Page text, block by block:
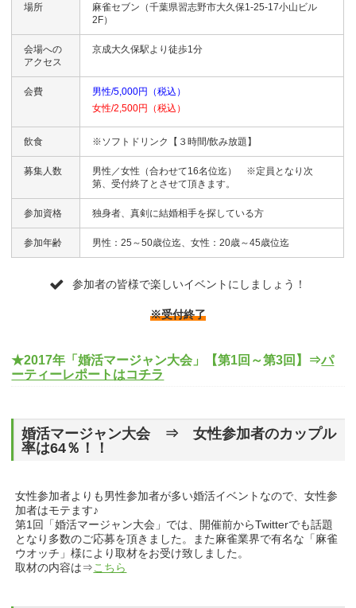
場所
麻雀セブン（千葉県習志野市大久保1-25-17小山ビル
2F）
会場への
アクセス
京成大久保駅より徒歩1分
会費
男性/5,000円（税込）
女性/2,500円（税込）
飲食 ※ソフトドリンク【３時間/飲み放題】
募集人数
男性／女性（合わせて16名位迄） ※定員となり次
第、受付終了とさせて頂きます。
参加資格 独身者、真剣に結婚相手を探している方
参加年齢 男性：25～50歳位迄、女性：20歳～45歳位迄
参加者の皆様で楽しいイベントにしましょう！
※受付終了
★2017年「婚活マージャン大会」【第1回～第3回】⇒パ
ーティーレポートはコチラ
婚活マージャン大会 ⇒ 女性参加者のカップル
率は64％！！
女性参加者よりも男性参加者が多い婚活イベントなので、女性参
加者はモテます♪
第1回「婚活マージャン大会」では、開催前からTwitterでも話題
となり多数のご応募を頂きました。また麻雀業界で有名な「麻雀
ウオッチ」様により取材をお受け致しました。
取材の内容は⇒こちら